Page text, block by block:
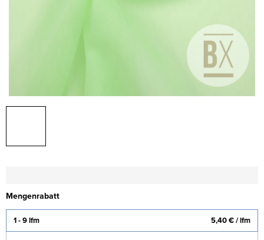
Mengenrabatt
1 - 9 lfm 5,40 €/ lfm